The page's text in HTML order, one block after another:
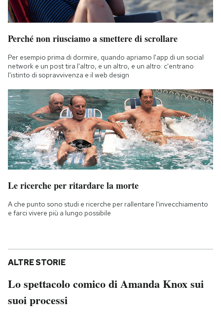
Perché non riusciamo a smettere di scrollare
Per esempio prima di dormire, quando apriamo l'app di un social
network e un post tira l'altro, e un altro, e un altro: c'entrano
l'istinto di sopravvivenza e il web design
Le ricerche per ritardare la morte
A che punto sono studi e ricerche per rallentare l'invecchiamento
e farci vivere più a lungo possibile
ALTRE STORIE
Lo spettacolo comico di Amanda Knox sui
suoi processi